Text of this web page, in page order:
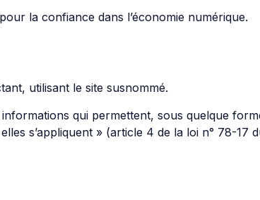
la confiance dans l’économie numérique.
utilisant le site susnommé.
qui permettent, sous quelque
s’appliquent » (article 4 de la loi n° 78-17